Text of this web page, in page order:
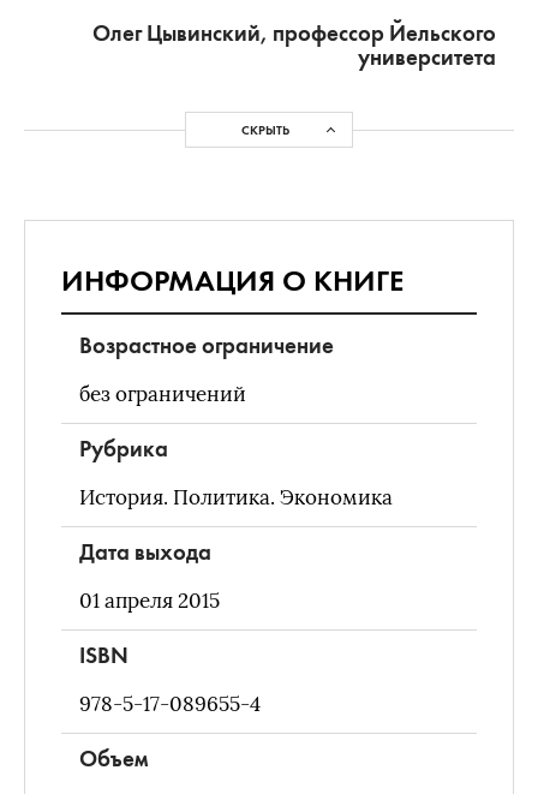
Олег Цывинский, профессор Йельского
университета
СКРЫТЬ
ИНФОРМАЦИЯ О КНИГЕ
Возрастное ограничение
без ограничений
Рубрика
История. Политика. Экономика
Дата выхода
01 апреля 2015
ISBN
978-5-17-089655-4
Объем